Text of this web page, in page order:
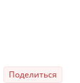
Поделиться